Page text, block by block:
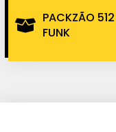
PACKZÃO
FUNK